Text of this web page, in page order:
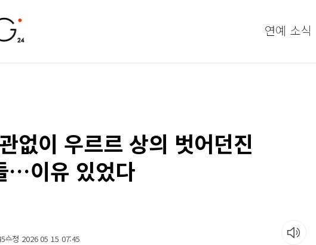
연예 소식
없이 우르르 상의 벗어던진
…이유 있었다
수정 2026 05 15 07:45